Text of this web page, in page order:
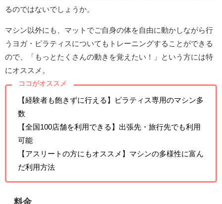
るのではないでしょうか。
マシン以外にも、マットでご自身の体を自由に動かしながら行
うヨガ・ピラティスについてもトレーニングすることができる
ので、「もっとたくさんの動きを覚えたい！」という方には特
にオススメ。
ココがオススメ
【経験者も飽きずに行える】ピラティス専用のマシン多
数
【全国100店舗を利用できる】出張先・旅行先でも利用
可能
【アスリートの方にもオススメ】マシンの多様性に富ん
だ利用方法
料金